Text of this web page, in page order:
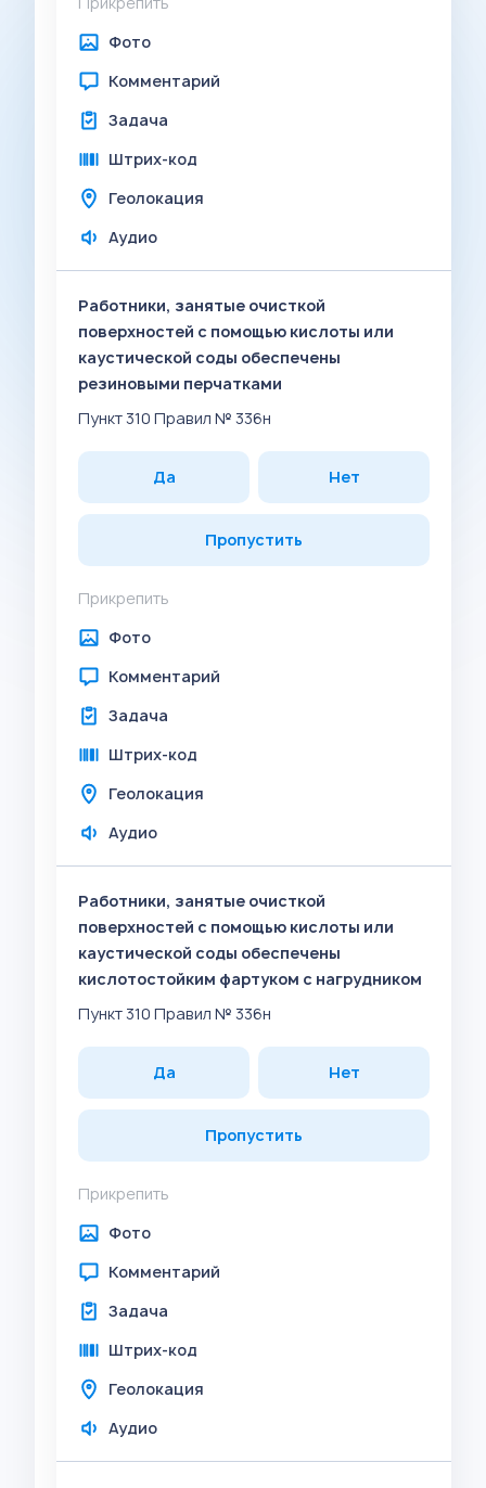
Фото
Комментарий
Задача
Штрих-код
Геолокация
Аудио
Работники, занятые очисткой
поверхностей с помощью кислоты или
каустической соды обеспечены
резиновыми перчатками
Пункт 310 Правил № 336н
Да Нет
Пропустить
Прикрепить
Фото
Комментарий
Задача
Штрих-код
Геолокация
Аудио
Работники, занятые очисткой
поверхностей с помощью кислоты или
каустической соды обеспечены
кислотостойким фартуком с нагрудником
Пункт 310 Правил № 336н
Да Нет
Пропустить
Прикрепить
Фото
Комментарий
Задача
Штрих-код
Геолокация
Аудио